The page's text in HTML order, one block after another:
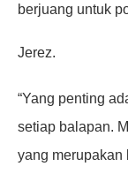
berjuang untuk
Jerez.
“Yang penting
setiap balapan.
yang merupakan